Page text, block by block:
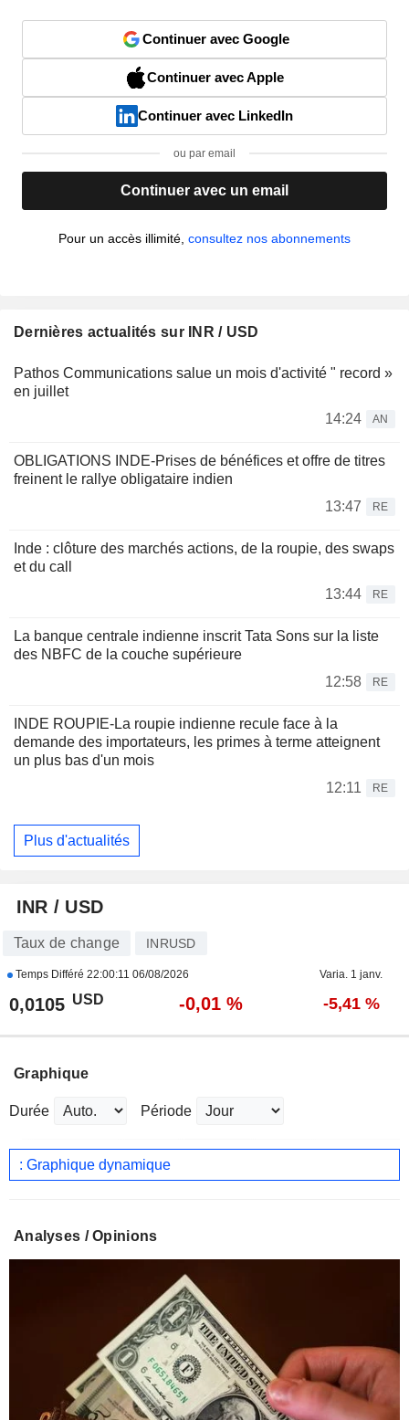
Continuer avec Google
Continuer avec Apple
Continuer avec LinkedIn
ou par email
Continuer avec un email
Pour un accès illimité, consultez nos abonnements
Dernières actualités sur INR / USD
Pathos Communications salue un mois d'activité " record »
en juillet
14:24
AN
OBLIGATIONS INDE-Prises de bénéfices et offre de titres
freinent le rallye obligataire indien
13:47
RE
Inde : clôture des marchés actions, de la roupie, des swaps
et du call
13:44
RE
La banque centrale indienne inscrit Tata Sons sur la liste
des NBFC de la couche supérieure
12:58
RE
INDE ROUPIE-La roupie indienne recule face à la
demande des importateurs, les primes à terme atteignent
un plus bas d'un mois
12:11
RE
Plus d'actualités
INR / USD
Taux de change INRUSD
Temps Différé 22:00:11 06/08/2026 Varia. 1 janv.
0,0105 USD -0,01 % -5,41 %
Graphique
Durée Période
: Graphique dynamique
Analyses / Opinions